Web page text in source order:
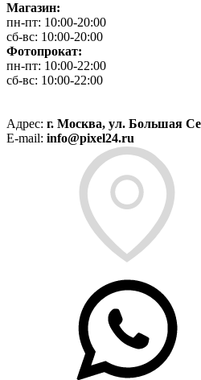
Магазин:
пн-пт: 10:00-20:00
сб-вс: 10:00-20:00
Фотопрокат:
пн-пт: 10:00-22:00
сб-вс: 10:00-22:00
Адрес: г. Москва, ул. Большая
E-mail: info@pixel24.ru